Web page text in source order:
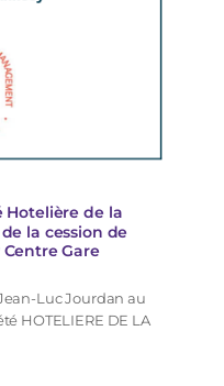
Hotelière de la
la cession de
Centre Gare
Luc Jourdan au
HOTELIERE DE LA